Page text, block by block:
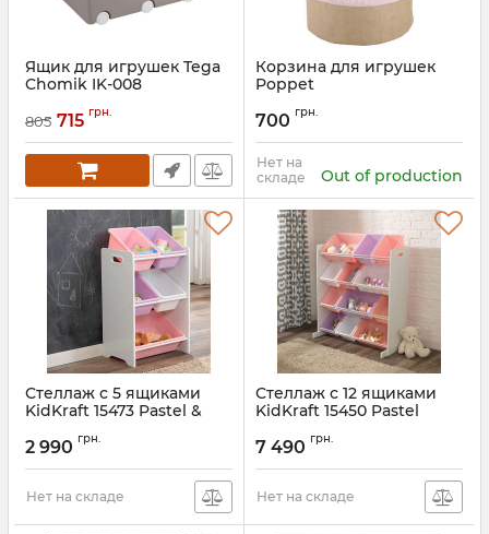
Ящик для игрушек Tega
Chomik IK-008
805 715 грн.
Корзина для игрушек
Poppet
700 грн.
Нет на
складе
Out of production
Стеллаж с 5 ящиками
KidKraft 15473 Pastel &
2 990 грн.
Нет на складе
Стеллаж с 12 ящиками
KidKraft 15450 Pastel
7 490 грн.
Нет на складе